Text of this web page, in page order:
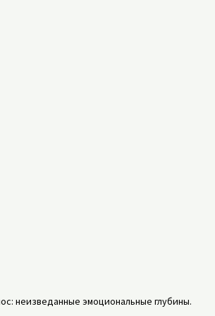
неизведанные эмоциональные глубины.